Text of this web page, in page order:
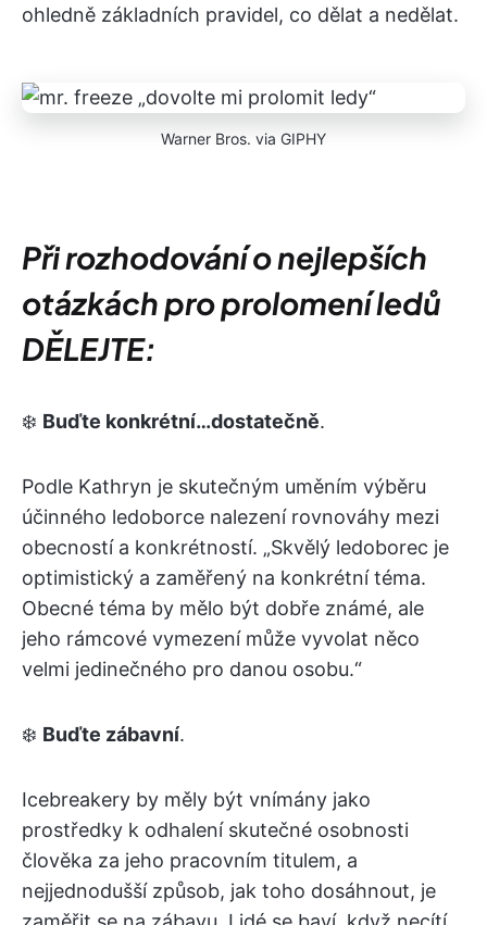
ohledně základních pravidel, co dělat a nedělat.
Warner Bros. via GIPHY
Při rozhodování o nejlepších
otázkách pro prolomení ledů
DĚLEJTE:
❄️ Buďte konkrétní…dostatečně.
Podle Kathryn je skutečným uměním výběru
účinného ledoborce nalezení rovnováhy mezi
obecností a konkrétností. „Skvělý ledoborec je
optimistický a zaměřený na konkrétní téma.
Obecné téma by mělo být dobře známé, ale
jeho rámcové vymezení může vyvolat něco
velmi jedinečného pro danou osobu.“
❄️ Buďte zábavní.
Icebreakery by měly být vnímány jako
prostředky k odhalení skutečné osobnosti
člověka za jeho pracovním titulem, a
nejjednodušší způsob, jak toho dosáhnout, je